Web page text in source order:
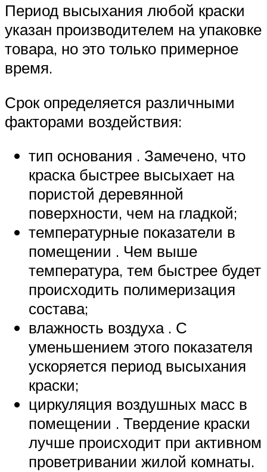
Период высыхания любой краски
указан производителем на упаковке
товара, но это только примерное
время.
Срок определяется различными
факторами воздействия:
тип основания . Замечено, что
краска быстрее высыхает на
пористой деревянной
поверхности, чем на гладкой;
температурные показатели в
помещении . Чем выше
температура, тем быстрее будет
происходить полимеризация
состава;
влажность воздуха . С
уменьшением этого показателя
ускоряется период высыхания
краски;
циркуляция воздушных масс в
помещении . Твердение краски
лучше происходит при активном
проветривании жилой комнаты.